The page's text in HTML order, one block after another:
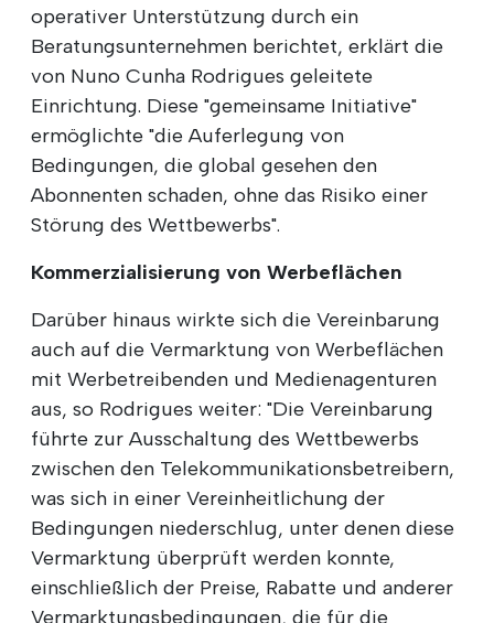
operativer Unterstützung durch ein
Beratungsunternehmen berichtet, erklärt die
von Nuno Cunha Rodrigues geleitete
Einrichtung. Diese "gemeinsame Initiative"
ermöglichte "die Auferlegung von
Bedingungen, die global gesehen den
Abonnenten schaden, ohne das Risiko einer
Störung des Wettbewerbs".
Kommerzialisierung von Werbeflächen
Darüber hinaus wirkte sich die Vereinbarung
auch auf die Vermarktung von Werbeflächen
mit Werbetreibenden und Medienagenturen
aus, so Rodrigues weiter: "Die Vereinbarung
führte zur Ausschaltung des Wettbewerbs
zwischen den Telekommunikationsbetreibern,
was sich in einer Vereinheitlichung der
Bedingungen niederschlug, unter denen diese
Vermarktung überprüft werden konnte,
einschließlich der Preise, Rabatte und anderer
Vermarktungsbedingungen, die für die